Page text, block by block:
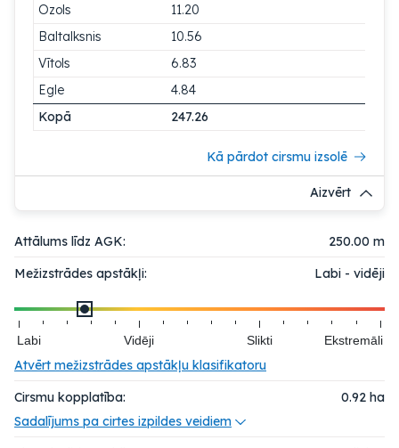
Ozols
11.20
Baltalksnis
10.56
Vītols
6.83
Egle
4.84
Kopā
247.26
Kā pārdot cirsmu izsolē
Aizvērt
Attālums līdz AGK:
250.00 m
Mežizstrādes apstākļi:
Labi - vidēji
Labi Vidēji Slikti Ekstremāli
Atvērt mežizstrādes apstākļu klasifikatoru
Cirsmu kopplatība:
0.92 ha
Sadalījums pa cirtes izpildes veidiem